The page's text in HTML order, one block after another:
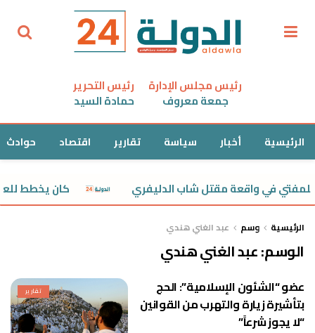
رئيس مجلس الإدارة
جمعة معروف
رئيس التحرير
حمادة السيد
الرئيسية أخبار سياسة تقارير اقتصاد حوادث
كان يخطط
الرئيسية وسم عبد الغني هندي
الوسم:عبد الغني هندي
تقارير
عضو “الشئون الإسلامية”: الحج
بتأشيرة زيارة والتهرب من القوانين
“لا يجوز شرعاً”